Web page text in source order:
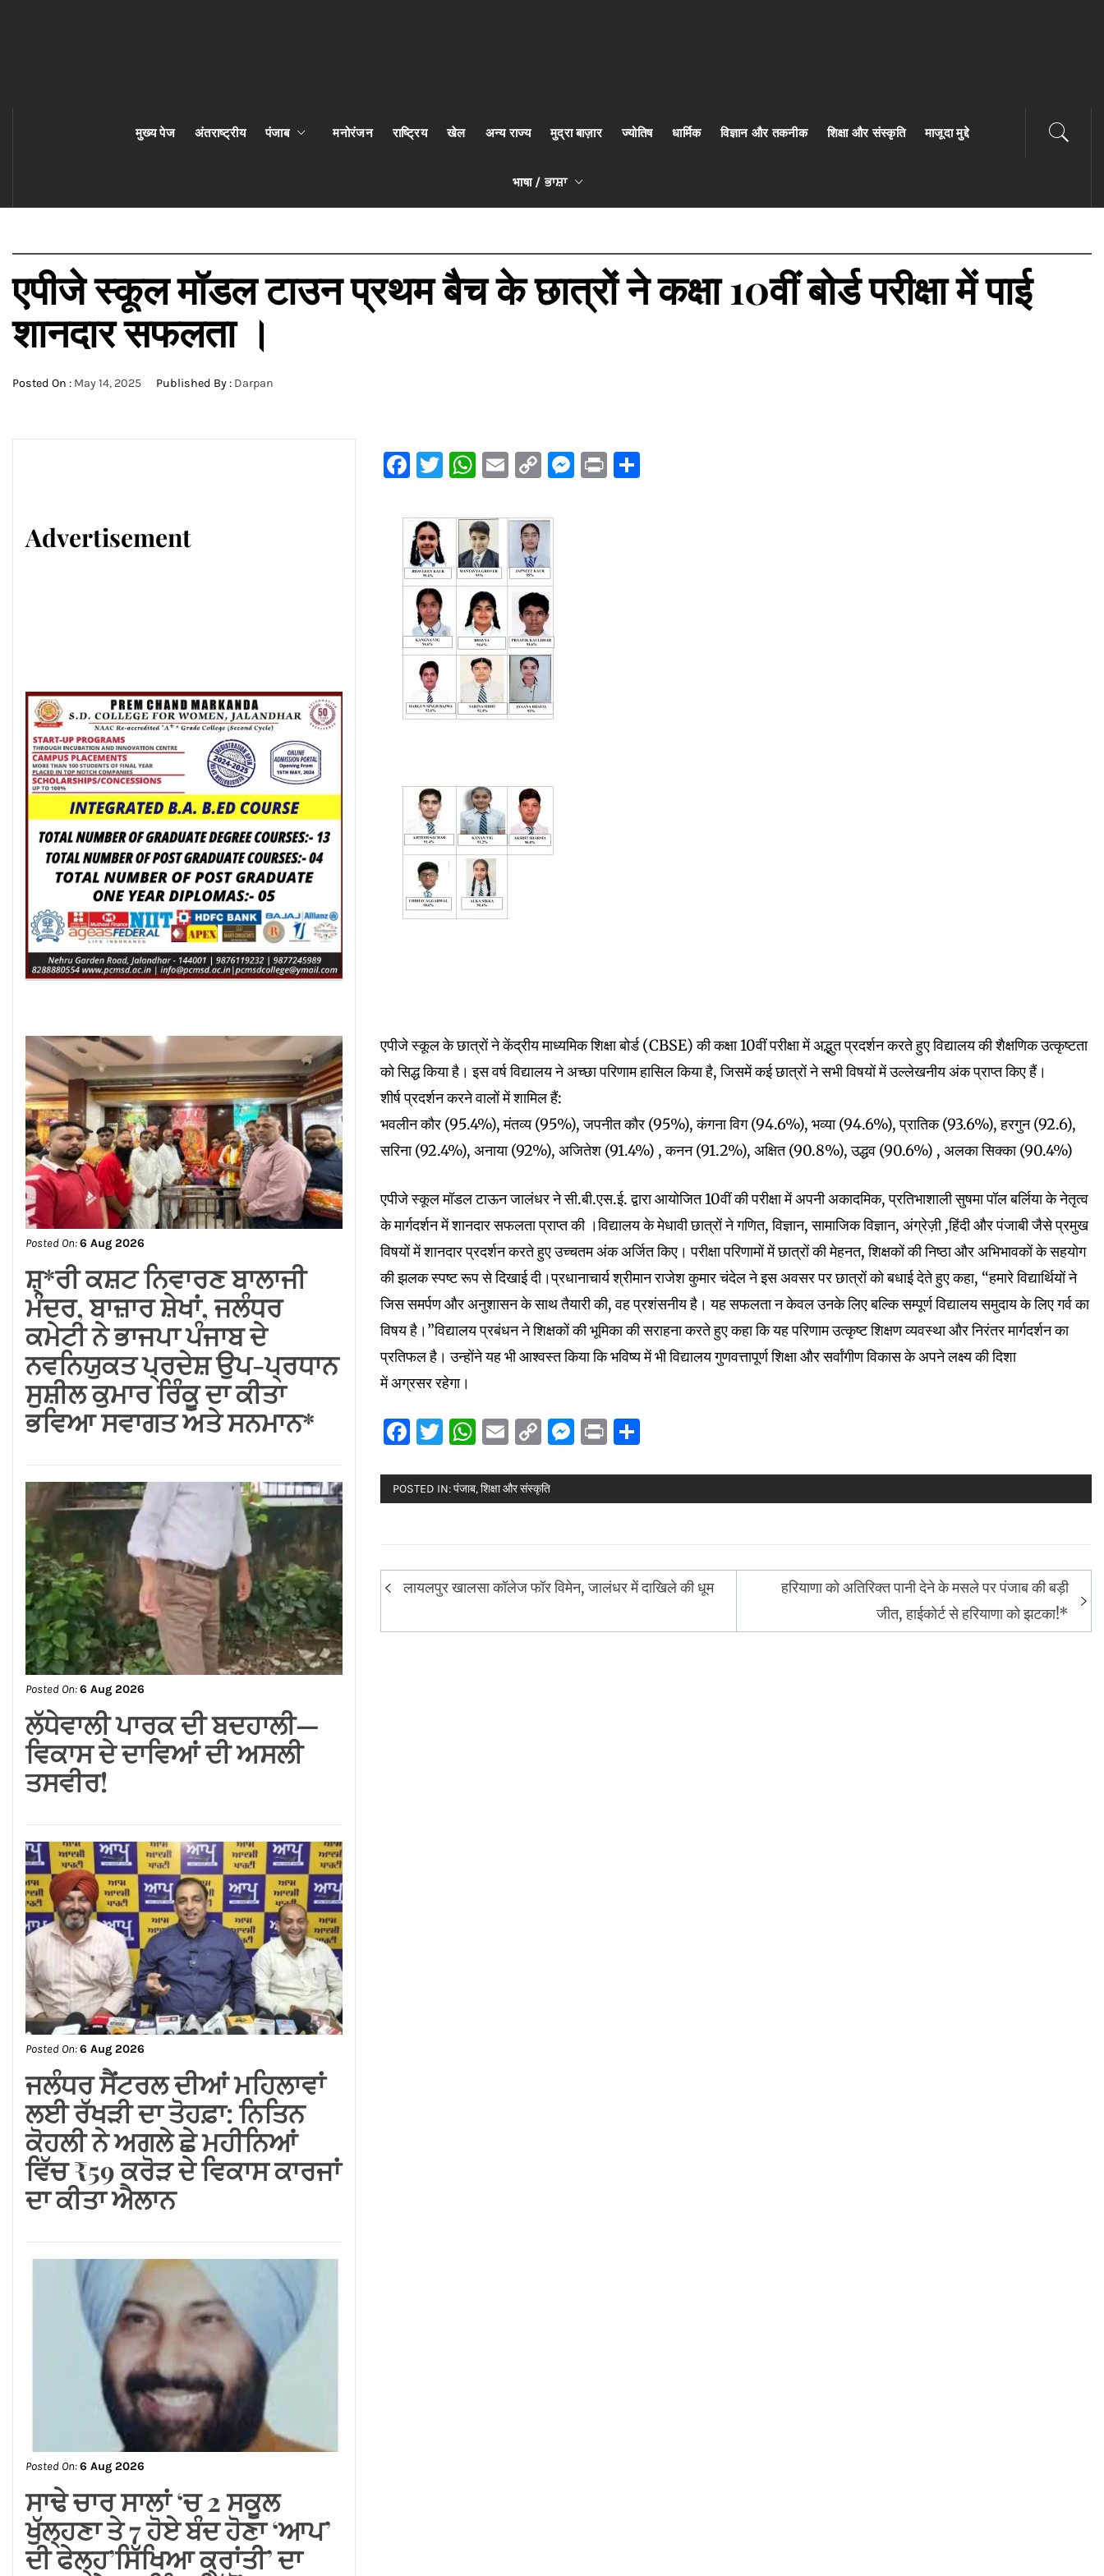
मुख्य पेज अंतराष्ट्रीय पंजाब मनोरंजन राष्ट्रिय खेल अन्य राज्य मुद्रा बाज़ार ज्योतिष धार्मिक विज्ञान और तकनीक शिक्षा और संस्कृति माजूदा मुद्दे
भाषा / ਭਾਸ਼ਾ
एपीजे स्कूल मॉडल टाउन प्रथम बैच के छात्रों ने कक्षा 10वीं बोर्ड परीक्षा में पाई
शानदार सफलता ।
Posted On : May 14, 2025 Published By : Darpan
Facebook
Twitter
WhatsApp
Email
CopyMessenger
Print
एपीजे स्कूल के छात्रों ने केंद्रीय माध्यमिक शिक्षा बोर्ड (CBSE) की कक्षा 10वीं परीक्षा में अद्भुत प्रदर्शन करते हुए विद्यालय की शैक्षणिक उत्कृष्टता
को सिद्ध किया है। इस वर्ष विद्यालय ने अच्छा परिणाम हासिल किया है, जिसमें कई छात्रों ने सभी विषयों में उल्लेखनीय अंक प्राप्त किए हैं।
शीर्ष प्रदर्शन करने वालों में शामिल हैं:
भवलीन कौर (95.4%), मंतव्य (95%), जपनीत कौर (95%), कंगना विग (94.6%), भव्या (94.6%), प्रातिक (93.6%), हरगुन (92.6),
सरिना (92.4%), अनाया (92%), अजितेश (91.4%) , कनन (91.2%), अक्षित (90.8%), उद्धव (90.6%) , अलका सिक्का (90.4%)
एपीजे स्कूल मॉडल टाऊन जालंधर ने सी.बी.एस.ई. द्वारा आयोजित 10वीं की परीक्षा में अपनी अकादमिक, प्रतिभाशाली सुषमा पॉल बर्लिया के नेतृत्व
के मार्गदर्शन में शानदार सफलता प्राप्त की ।विद्यालय के मेधावी छात्रों ने गणित, विज्ञान, सामाजिक विज्ञान, अंग्रेज़ी ,हिंदी और पंजाबी जैसे प्रमुख
विषयों में शानदार प्रदर्शन करते हुए उच्चतम अंक अर्जित किए। परीक्षा परिणामों में छात्रों की मेहनत, शिक्षकों की निष्ठा और अभिभावकों के सहयोग
की झलक स्पष्ट रूप से दिखाई दी।प्रधानाचार्य श्रीमान राजेश कुमार चंदेल ने इस अवसर पर छात्रों को बधाई देते हुए कहा, “हमारे विद्यार्थियों ने
जिस समर्पण और अनुशासन के साथ तैयारी की, वह प्रशंसनीय है। यह सफलता न केवल उनके लिए बल्कि सम्पूर्ण विद्यालय समुदाय के लिए गर्व का
विषय है।”विद्यालय प्रबंधन ने शिक्षकों की भूमिका की सराहना करते हुए कहा कि यह परिणाम उत्कृष्ट शिक्षण व्यवस्था और निरंतर मार्गदर्शन का
प्रतिफल है। उन्होंने यह भी आश्वस्त किया कि भविष्य में भी विद्यालय गुणवत्तापूर्ण शिक्षा और सर्वांगीण विकास के अपने लक्ष्य की दिशा
में अग्रसर रहेगा।
Facebook
Twitter
WhatsApp
Email
CopyMessenger
Print
POSTED IN:पंजाब,शिक्षा और संस्कृति
Post
लायलपुर खालसा कॉलेज फॉर विमेन, जालंधर में दाखिले की धूम
हरियाणा को अतिरिक्त पानी देने के मसले पर पंजाब की बड़ी
जीत, हाईकोर्ट से हरियाणा को झटका!*
Advertisement
Posted On:6 Aug 2026
ਸ਼੍*ਰੀ ਕਸ਼ਟ ਨਿਵਾਰਣ ਬਾਲਾਜੀ
ਕਮੇਟੀ ਨੇ ਭਾਜਪਾ ਪੰਜਾਬ ਦੇ
ਨਵਨਿਯੁਕਤ ਪ੍ਰਦੇਸ਼ ਉਪ-ਪ੍ਰਧਾਨ
ਸੁਸ਼ੀਲ ਕੁਮਾਰ ਰਿੰਕੂ ਦਾ ਕੀਤਾ
ਭਵਿਆ ਸਵਾਗਤ ਅਤੇ ਸਨਮਾਨ*
Posted On:6 Aug 2026
ਵਿਕਾਸ ਦੇ ਦਾਵਿਆਂ ਦੀ ਅਸਲੀ
ਤਸਵੀਰ!
Posted On:6 Aug 2026